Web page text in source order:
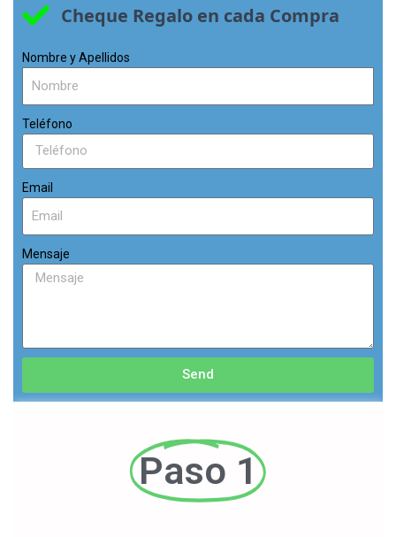
Cheque Regalo en cada Compra
Nombre y Apellidos
Teléfono
Email
Mensaje
Send
Paso 1